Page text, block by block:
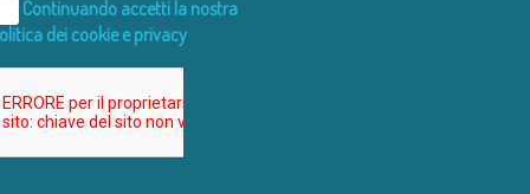
Continuando accetti la nostra
dei cookie e privacy